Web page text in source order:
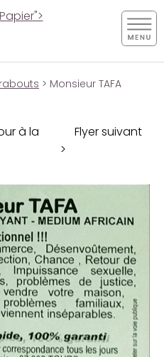
> Monsieur TAFA
à la
Flyer suivant
>